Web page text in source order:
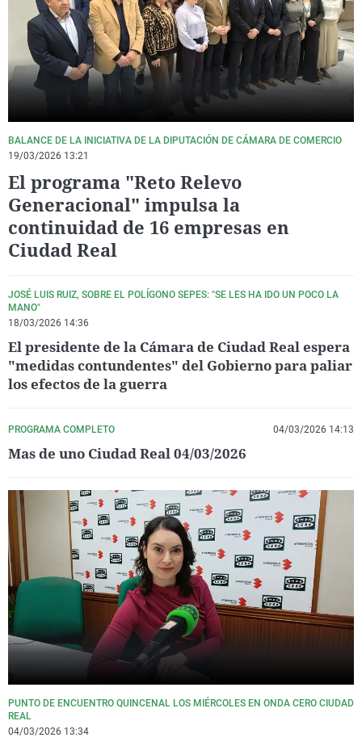
La rosa de los vientos
Gente viajera
Como el perro y el
Caso
Retornados
Equipo de
Operación Viuda
Extremadura
Galicia
La Rioja
Navarra
País Vasco
Virales
Televisión
Elecciones
BALANCE DE LA INICIATIVA DE LA DIPUTACIÓN DE CÁMARA DE COMERCIO
19/03/2026 13:21
El programa "Reto Relevo
Generacional" impulsa la
continuidad de 16 empresas en
Ciudad Real
JOSÉ LUIS RUIZ, SOBRE EL POLÍGONO SEPES: "SE LES HA IDO UN POCO LA
MANO"
18/03/2026 14:36
El presidente de la Cámara de Ciudad Real espera
"medidas contundentes" del Gobierno para paliar
los efectos de la guerra
PROGRAMA COMPLETO 04/03/2026 14:13
Mas de uno Ciudad Real 04/03/2026
PUNTO DE ENCUENTRO QUINCENAL LOS MIÉRCOLES EN ONDA CERO CIUDAD
REAL
04/03/2026 13:34